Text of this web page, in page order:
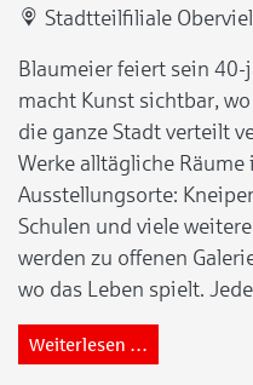
Stadtteilfiliale
Blaumeier feiert sein
macht Kunst sichtbar,
die ganze Stadt verteilt
Werke alltägliche
Ausstellungsorte:
Schulen und viele
werden zu offenen
wo das Leben spielt.
Weiterlesen …